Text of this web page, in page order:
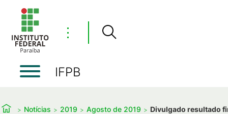
⋮
IFPB
Notícias 2019 Agosto de 2019 Divulgado resultado